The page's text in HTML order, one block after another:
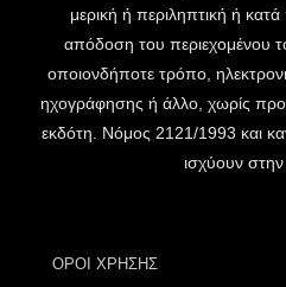
μερική ή περιληπτική ή
απόδοση του περιεχομένου
οποιονδήποτε τρόπο,
ηχογράφησης ή άλλο, χωρίς
εκδότη. Νόμος 2121/1993 και
ισχύουν
ΟΡΟΙ ΧΡΗΣΗΣ